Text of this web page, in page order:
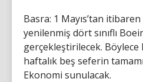
Basra: 1 Mayıs’tan
yenilenmiş dört sınıflı
gerçekleştirilecek. Böylece
haftalık beş seferin
Ekonomi sunulacak.